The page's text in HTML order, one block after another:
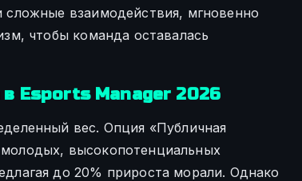
взаимодействия, мгновенно
чтобы команда оставалась
Esports Manager 2026
вес. Опция «Публичная
высокопотенциальных
до 20% прироста морали. Однако